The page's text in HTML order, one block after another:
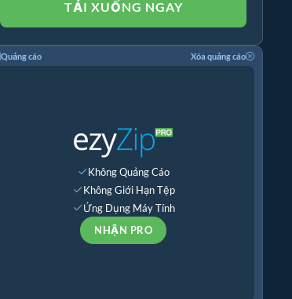
TẢI XUỐNG NGAY
Quảng cáo Xóa quảng cáo
Không Quảng Cáo
Không Giới Hạn Tệp
Ứng Dụng Máy Tính
NHẬN PRO